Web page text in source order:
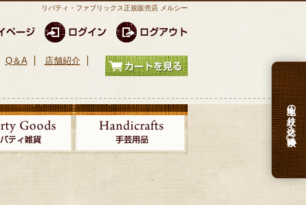
リバティ・ファブリックス正規販売店 メルシー
Q＆A 店舗紹介
生地の絞り込み検索